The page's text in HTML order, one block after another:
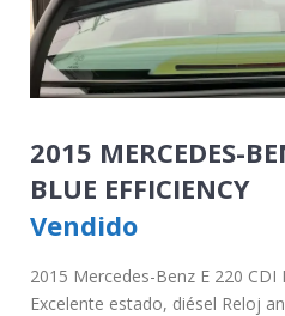
2015 MERCEDES-
BLUE EFFICIENCY
Vendido
2015 Mercedes-Benz E 220 CDI
Excelente estado, diésel Reloj